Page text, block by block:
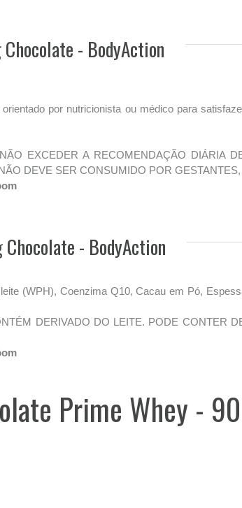
- BodyAction
por nutricionista ou médico para
EXCEDER A RECOMENDAÇÃO DIÁRIA
DEVE SER CONSUMIDO POR
- BodyAction
(WPH), Coenzima Q10, Cacau em Pó,
DERIVADO DO LEITE. PODE CONTER
Prime Whey -